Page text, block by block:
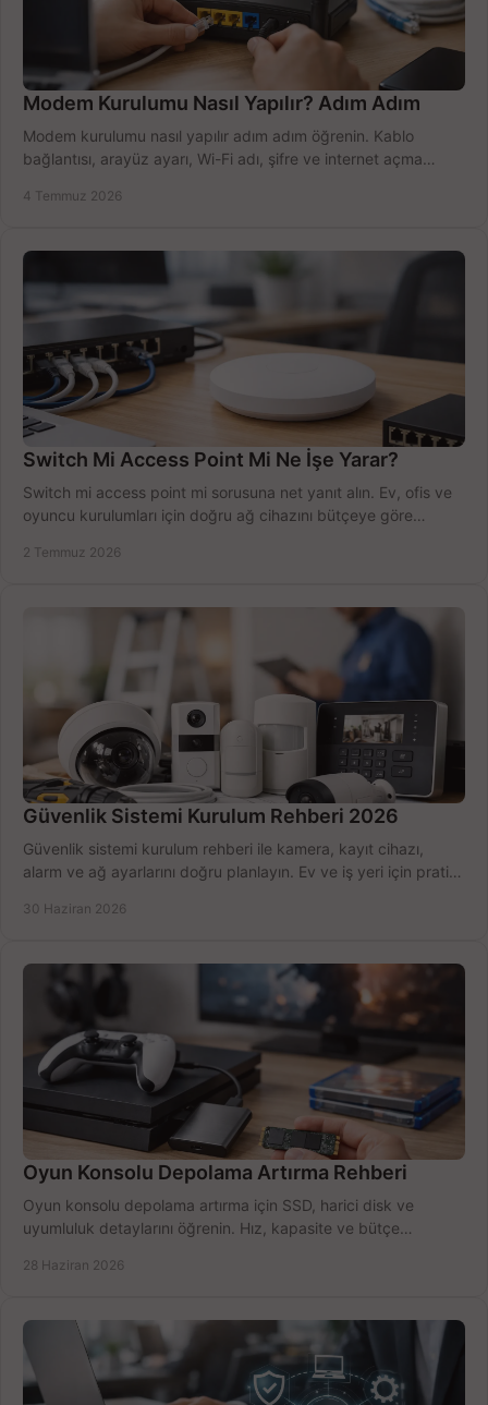
Modem Kurulumu Nasıl Yapılır? Adım Adım
Modem kurulumu nasıl yapılır adım adım öğrenin. Kablo
bağlantısı, arayüz ayarı, Wi-Fi adı, şifre ve internet açma
4 Temmuz 2026
Switch Mi Access Point Mi Ne İşe Yarar?
Switch mi access point mi sorusuna net yanıt alın. Ev, ofis ve
oyuncu kurulumları için doğru ağ cihazını bütçeye göre
2 Temmuz 2026
Güvenlik Sistemi Kurulum Rehberi 2026
Güvenlik sistemi kurulum rehberi ile kamera, kayıt cihazı,
alarm ve ağ ayarlarını doğru planlayın. Ev ve iş yeri için pratik
30 Haziran 2026
Oyun Konsolu Depolama Artırma Rehberi
Oyun konsolu depolama artırma için SSD, harici disk ve
uyumluluk detaylarını öğrenin. Hız, kapasite ve bütçe
28 Haziran 2026